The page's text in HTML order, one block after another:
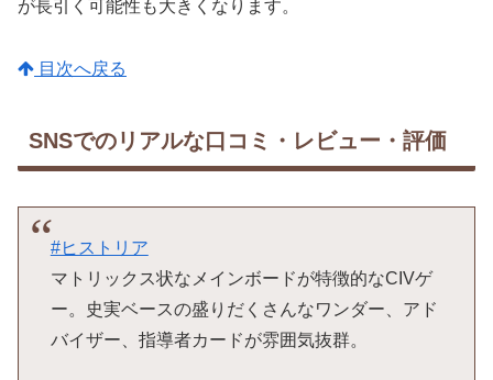
が長引く可能性も大きくなります。
目次へ戻る
SNSでのリアルな口コミ・レビュー・評価
#ヒストリア
マトリックス状なメインボードが特徴的なCIVゲ
ー。史実ベースの盛りだくさんなワンダー、アド
バイザー、指導者カードが雰囲気抜群。